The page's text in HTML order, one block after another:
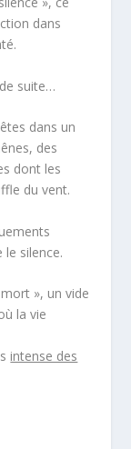
dans
suite…
dans un
des
dont les
du vent.
le silence.
», un vide
la vie
intense des